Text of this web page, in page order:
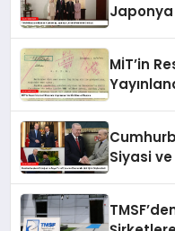
MİT’in
Siyasi